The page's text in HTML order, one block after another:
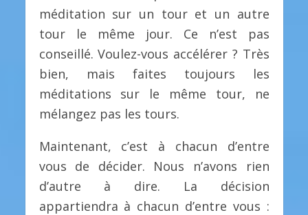
méditation sur un tour et un autre
tour le même jour. Ce n’est pas
conseillé. Voulez-vous accélérer ? Très
bien, mais faites toujours les
méditations sur le même tour, ne
mélangez pas les tours.
Maintenant, c’est à chacun d’entre
vous de décider. Nous n’avons rien
d’autre à dire. La décision
appartiendra à chacun d’entre vous :